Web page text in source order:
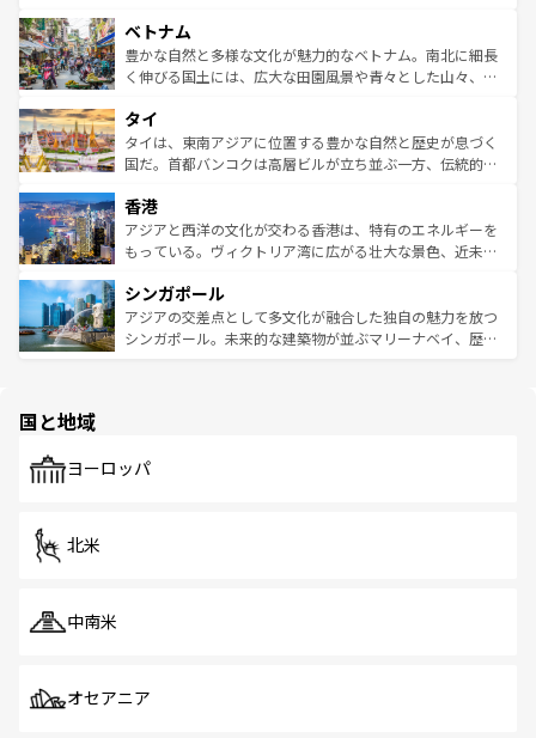
参照してほしい。
容にもいいと評判のスイーツなど、バラエティ豊かな料理
が味わえる。 なお、新着の台湾情報は コンテンツ一覧を参
照してほしい。
き、地方に足を延ばせば四季折々の自然美を楽しむことが
できる。そして、キムチや焼肉、絶品のストリートフード
まで、さまざまな韓国料理が待っている。夜には、韓国な
リティに包まれながら、韓国の多彩な魅力を心ゆくまで味
わってみてほしい。 なお、新着の韓国情報はコンテンツ一
覧を参照してほしい。
ベトナム
豊かな自然と多様な文化が魅力的なベトナム。南北に細長
く伸びる国土には、広大な田園風景や青々とした山々、世
急速な発展と共に伝統が息づく。ハノイの古い町並みやホ
ーチミン市のフランス統治時代の建物も、独特の雰囲気を
醸し出している。また、バラエティの豊かさとおいしさで
とつ。フォーやバインミー、ベトナムコーヒーなどは、ぜ
ひ現地で味わいたい。どの地域を訪れてもあたたかい人々
が旅行者を迎えてくれるので、きっと忘れられない旅にな
参照してほしい。
タイ
タイは、東南アジアに位置する豊かな自然と歴史が息づく
国だ。首都バンコクは高層ビルが立ち並ぶ一方、伝統的な
の活気が交差している。北部ではチェンマイなどの山岳地
帯で自然と触れ合い、南部ではプーケットやクラビの美し
いビーチでリゾート気分を楽しむことができる。タイ料理
激する。気候は一年中温暖で、どの季節にも異なる楽しみ
が待っている。親しみやすいタイの人々、仏教を中心とし
た文化、そして多様な観光資源が、訪れる旅人を魅了し続
香港
アジアと西洋の文化が交わる香港は、特有のエネルギーを
もっている。ヴィクトリア湾に広がる壮大な景色、近未来
み、どこを訪れても感動するはず。観光スポットが密集し
ており、効率よく見どころを回れるのも魅力。息をのむよ
うな絶景から文化的な体験まで、香港を存分に楽しみ尽く
シンガポール
アジアの交差点として多文化が融合した独自の魅力を放つ
シンガポール。未来的な建築物が並ぶマリーナベイ、歴史
で、ホーカーズは地元の風情を楽しめる外せないスポット
国と地域
ヨーロッパ
北米
中南米
オセアニア